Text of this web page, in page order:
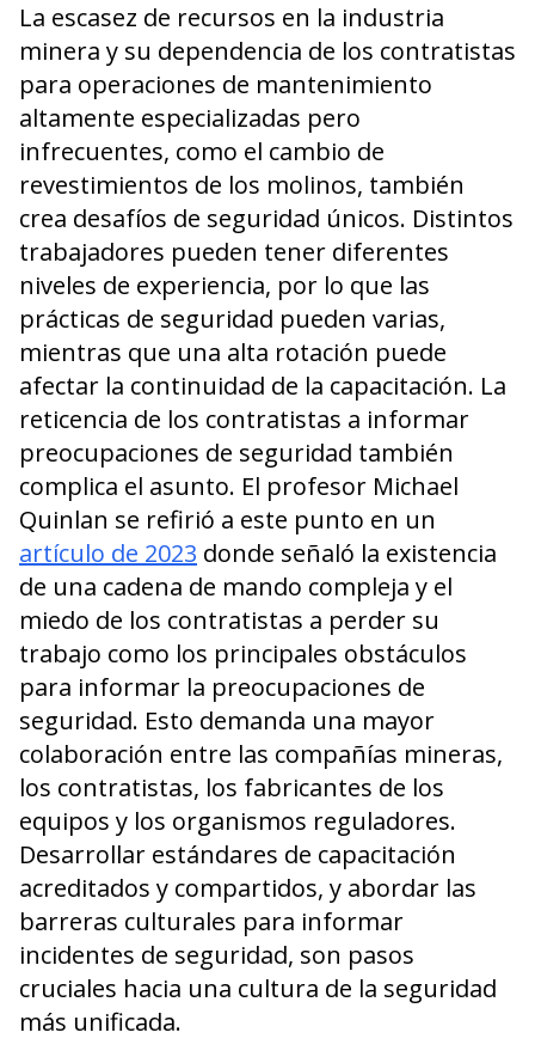
La escasez de recursos en la industria
minera y su dependencia de los contratistas
para operaciones de mantenimiento
altamente especializadas pero
infrecuentes, como el cambio de
revestimientos de los molinos, también
crea desafíos de seguridad únicos. Distintos
trabajadores pueden tener diferentes
niveles de experiencia, por lo que las
prácticas de seguridad pueden varias,
mientras que una alta rotación puede
afectar la continuidad de la capacitación. La
reticencia de los contratistas a informar
preocupaciones de seguridad también
complica el asunto. El profesor Michael
Quinlan se refirió a este punto en un
artículo de 2023 donde señaló la existencia
de una cadena de mando compleja y el
miedo de los contratistas a perder su
trabajo como los principales obstáculos
para informar la preocupaciones de
seguridad. Esto demanda una mayor
colaboración entre las compañías mineras,
los contratistas, los fabricantes de los
equipos y los organismos reguladores.
Desarrollar estándares de capacitación
acreditados y compartidos, y abordar las
barreras culturales para informar
incidentes de seguridad, son pasos
cruciales hacia una cultura de la seguridad
más unificada.